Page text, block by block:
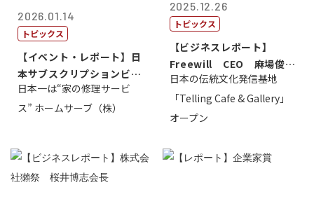
2026.01.14
トピックス
【イベント・レポート】日
本サブスクリプションビジ
ネス大賞20...
日本一は“家の修理サービ
ス” ホームサーブ（株）
2025.12.26
トピックス
【ビジネスレポート】
Freewill CEO 麻場俊行
氏
日本の伝統文化発信基地
「Telling Cafe & Gallery」
オープン